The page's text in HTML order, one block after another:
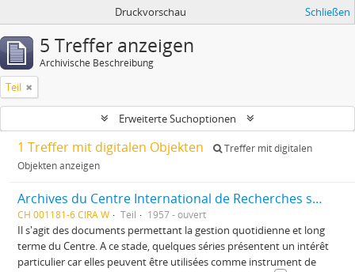
Druckvorschau Schließen
5 Treffer anzeigen
Archivische Beschreibung
Teil
Erweiterte Suchoptionen
1 Treffer mit digitalen Objekten
Treffer mit digitalen
Objekten anzeigen
Archives du Centre International de Recherches sur l'Anarchisme
CH 001181-6 CIRA W Teil 1957 - ouvert
Il s'agit des documents permettant la gestion quotidienne et long
terme du Centre. A ce stade, quelques séries présentent un intérêt
particulier car elles peuvent être utilisées comme instrument de